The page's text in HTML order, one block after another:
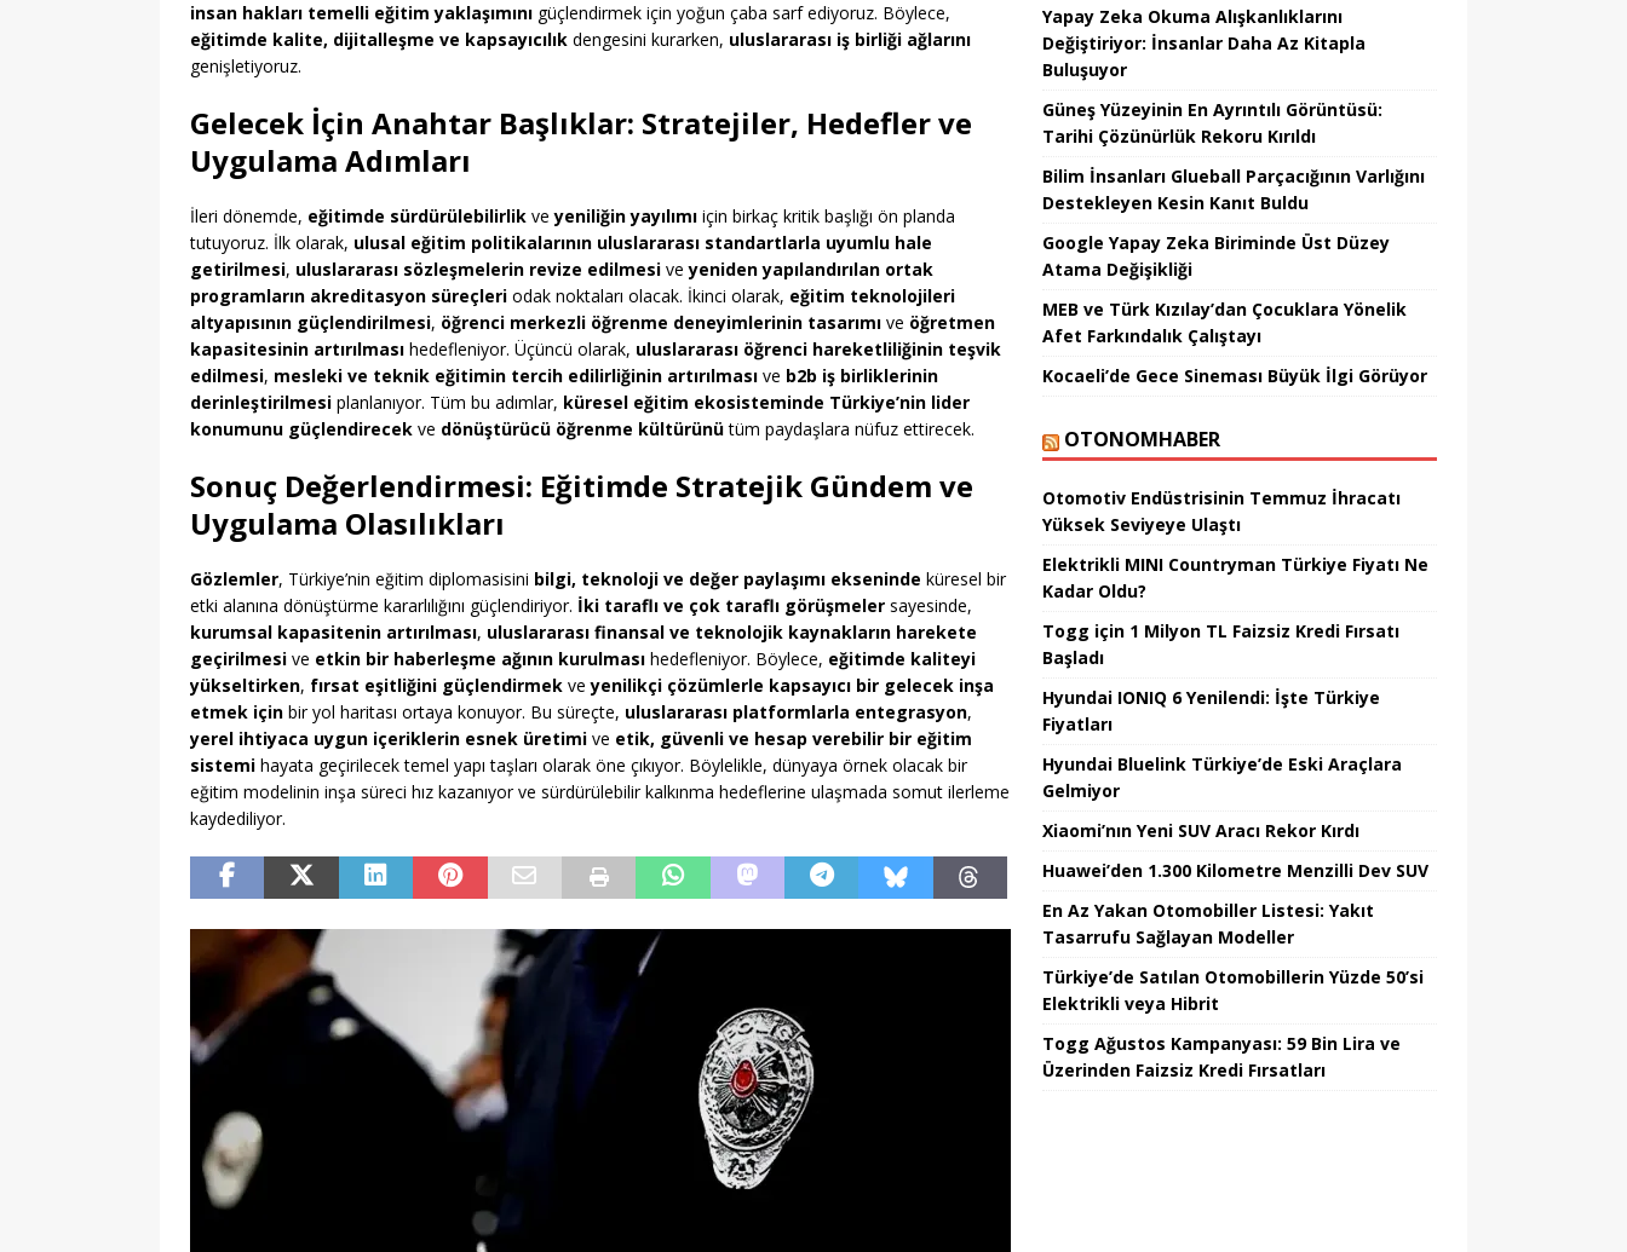
insan hakları temelli eğitim yaklaşımını güçlendirmek için yoğun çaba sarf ediyoruz. Böylece,
eğitimde kalite, dijitalleşme ve kapsayıcılık dengesini kurarken, uluslararası iş birliği ağlarını
genişletiyoruz.
Gelecek İçin Anahtar Başlıklar: Stratejiler, Hedefler ve
Uygulama Adımları
İleri dönemde, eğitimde sürdürülebilirlik veyeniliğin yayılımı için birkaç kritik başlığı ön planda
tutuyoruz. İlk olarak, ulusal eğitim politikalarının uluslararası standartlarla uyumlu hale
getirilmesi, uluslararası sözleşmelerin revize edilmesi veyeniden yapılandırılan ortak
programların akreditasyon süreçleri odak noktaları olacak. İkinci olarak, eğitim teknolojileri
altyapısının güçlendirilmesi, öğrenci merkezli öğrenme deneyimlerinin tasarımı ve öğretmen
kapasitesinin artırılması hedefleniyor. Üçüncü olarak, uluslararası öğrenci hareketliliğinin teşvik
edilmesi, mesleki ve teknik eğitimin tercih edilirliğinin artırılması ve b2b iş birliklerinin
derinleştirilmesi planlanıyor. Tüm bu adımlar, küresel eğitim ekosisteminde Türkiye’nin lider
konumunu güçlendirecek ve dönüştürücü öğrenme kültürünütüm paydaşlara nüfuz ettirecek.
Sonuç Değerlendirmesi: Eğitimde Stratejik Gündem ve
Uygulama Olasılıkları
Gözlemler, Türkiye’nin eğitim diplomasisini bilgi, teknoloji ve değer paylaşımı ekseninde küresel bir
etki alanına dönüştürme kararlılığını güçlendiriyor. İki taraflı ve çok taraflı görüşmeler sayesinde,
kurumsal kapasitenin artırılması, uluslararası finansal ve teknolojik kaynakların harekete
geçirilmesi ve etkin bir haberleşme ağının kurulması hedefleniyor. Böylece, eğitimde kaliteyi
yükseltirken, fırsat eşitliğini güçlendirmek veyenilikçi çözümlerle kapsayıcı bir gelecek inşa
etmek için bir yol haritası ortaya konuyor. Bu süreçte, uluslararası platformlarla entegrasyon,
yerel ihtiyaca uygun içeriklerin esnek üretimi ve etik, güvenli ve hesap verebilir bir eğitim
sistemi hayata geçirilecek temel yapı taşları olarak öne çıkıyor. Böylelikle, dünyaya örnek olacak bir
eğitim modelinin inşa süreci hız kazanıyor ve sürdürülebilir kalkınma hedeflerine ulaşmada somut ilerleme
kaydediliyor.
Yapay Zeka Okuma Alışkanlıklarını
Değiştiriyor: İnsanlar Daha Az Kitapla
Buluşuyor
Güneş Yüzeyinin En Ayrıntılı Görüntüsü:
Tarihi Çözünürlük Rekoru Kırıldı
Bilim İnsanları Glueball Parçacığının Varlığını
Destekleyen Kesin Kanıt Buldu
Google Yapay Zeka Biriminde Üst Düzey
Atama Değişikliği
MEB ve Türk Kızılay’dan Çocuklara Yönelik
Afet Farkındalık Çalıştayı
Kocaeli’de Gece Sineması Büyük İlgi Görüyor
OTONOMHABER
Otomotiv Endüstrisinin Temmuz İhracatı
Yüksek Seviyeye Ulaştı
Elektrikli MINI Countryman Türkiye Fiyatı Ne
Kadar Oldu?
Togg için 1 Milyon TL Faizsiz Kredi Fırsatı
Başladı
Hyundai IONIQ 6 Yenilendi: İşte Türkiye
Fiyatları
Hyundai Bluelink Türkiye’de Eski Araçlara
Gelmiyor
Xiaomi’nın Yeni SUV Aracı Rekor Kırdı
Huawei’den 1.300 Kilometre Menzilli Dev SUV
En Az Yakan Otomobiller Listesi: Yakıt
Tasarrufu Sağlayan Modeller
Türkiye’de Satılan Otomobillerin Yüzde 50’si
Elektrikli veya Hibrit
Togg Ağustos Kampanyası: 59 Bin Lira ve
Üzerinden Faizsiz Kredi Fırsatları